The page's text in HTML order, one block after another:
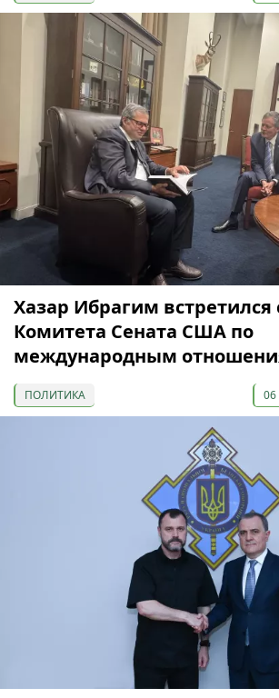
Хазар Ибрагим встретился
Комитета Сената США по
международным
ПОЛИТИКА 06